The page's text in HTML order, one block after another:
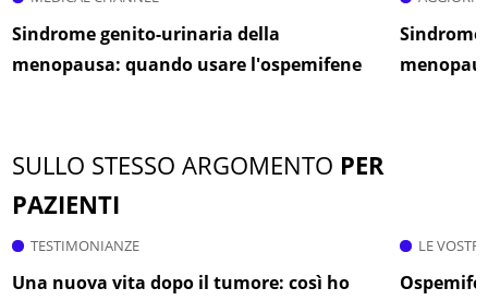
Sindrome genito-urinaria della
menopausa: quando usare l'ospemifene
SULLO STESSO ARGOMENTO PER
PAZIENTI
TESTIMONIANZE
Una nuova vita dopo il tumore: così ho
LE